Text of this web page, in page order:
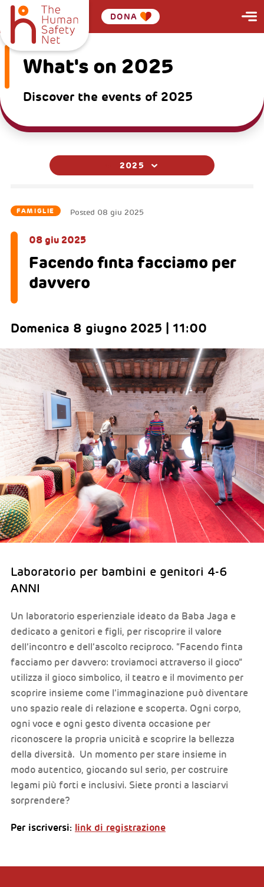
DONA
What's on 2025
Discover the events of 2025
2025
FAMIGLIE Posted 08 giu 2025
08 giu 2025
Facendo finta facciamo per
davvero
Domenica 8 giugno 2025 | 11:00
Laboratorio per bambini e genitori 4-6
ANNI
Un laboratorio esperienziale ideato da Baba Jaga e
dedicato a genitori e figli, per riscoprire il valore
dell’incontro e dell’ascolto reciproco. “Facendo finta
facciamo per davvero: troviamoci attraverso il gioco”
utilizza il gioco simbolico, il teatro e il movimento per
scoprire insieme come l’immaginazione può diventare
uno spazio reale di relazione e scoperta. Ogni corpo,
ogni voce e ogni gesto diventa occasione per
riconoscere la propria unicità e scoprire la bellezza
della diversità. Un momento per stare insieme in
modo autentico, giocando sul serio, per costruire
legami più forti e inclusivi. Siete pronti a lasciarvi
sorprendere?
Per iscriversi: link di registrazione